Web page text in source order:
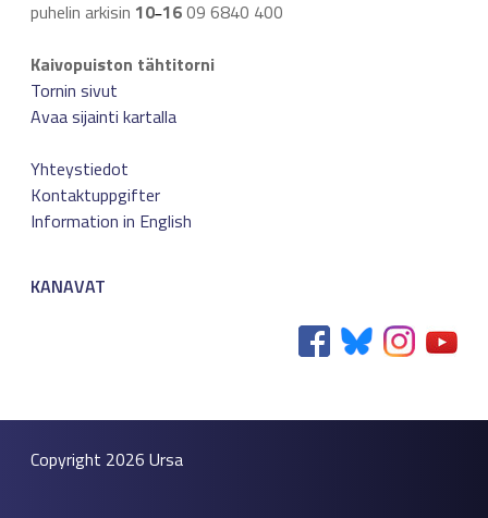
puhelin arkisin 10–1609 6840 400
Kaivopuiston tähtitorni
Tornin sivut
Avaa sijainti kartalla
Yhteystiedot
Kontaktuppgifter
Information in English
KANAVAT
Copyright 2026 Ursa